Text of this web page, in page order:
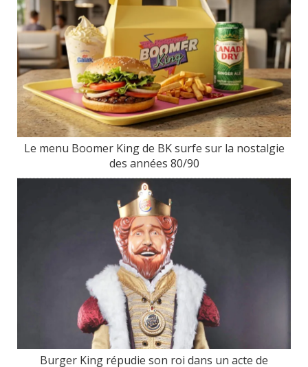
Le menu Boomer King de BK surfe sur la nostalgie
des années 80/90
Burger King répudie son roi dans un acte de